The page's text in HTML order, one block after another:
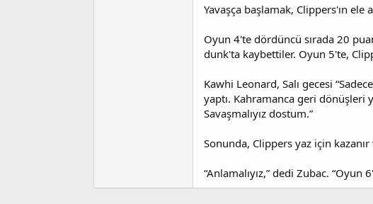
Yavaşça başlamak, Clippers'ın ele
Oyun 4'te dördüncü sırada 20
dunk'ta kaybettiler. Oyun 5'te,
Kawhi Leonard, Salı gecesi
yaptı. Kahramanca geri dönüşleri
Savaşmalıyız dostum.”
Sonunda, Clippers yaz için
“Anlamalıyız,” dedi Zubac. “Oyun